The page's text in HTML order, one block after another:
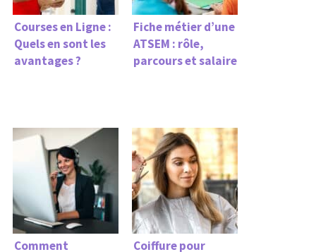
Courses en Ligne :
Quels en sont les
avantages ?
Fiche métier d’une
ATSEM : rôle,
parcours et salaire
Comment
Coiffure pour